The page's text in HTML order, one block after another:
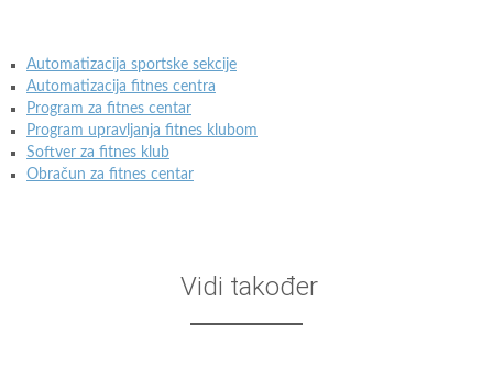
Automatizacija sportske sekcije
Automatizacija fitnes centra
Program za fitnes centar
Program upravljanja fitnes klubom
Softver za fitnes klub
Obračun za fitnes centar
Vidi također